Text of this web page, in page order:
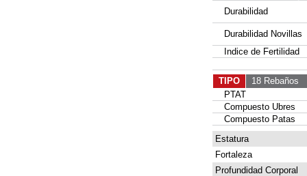
Durabilidad
Durabilidad Novillas
Indice de Fertilidad
TIPO 18 Rebaños
PTAT
Compuesto Ubres
Compuesto Patas
Estatura
Fortaleza
Profundidad Corporal